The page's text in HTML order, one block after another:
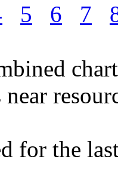
5 6 7
for the